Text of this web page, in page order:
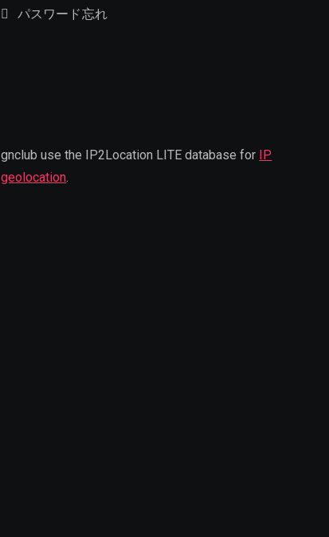
パスワード忘れ
gnclub use the IP2Location LITE database for IP
geolocation.